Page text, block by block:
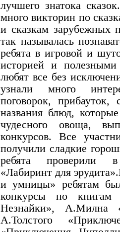
лучшего знатока
много викторин по
и сказкам зарубежных
так называлась
ребята в игровой и
историей и полезными
любят все без
узнали много
поговорок, прибауток,
названия блюд,
чудесного овоща,
конкурсов. Все
получили сладкие
ребята проверили в
«Лабиринт для
и умницы» ребятам
конкурсы по книгам
Незнайки», А.Милна
А.Толстого